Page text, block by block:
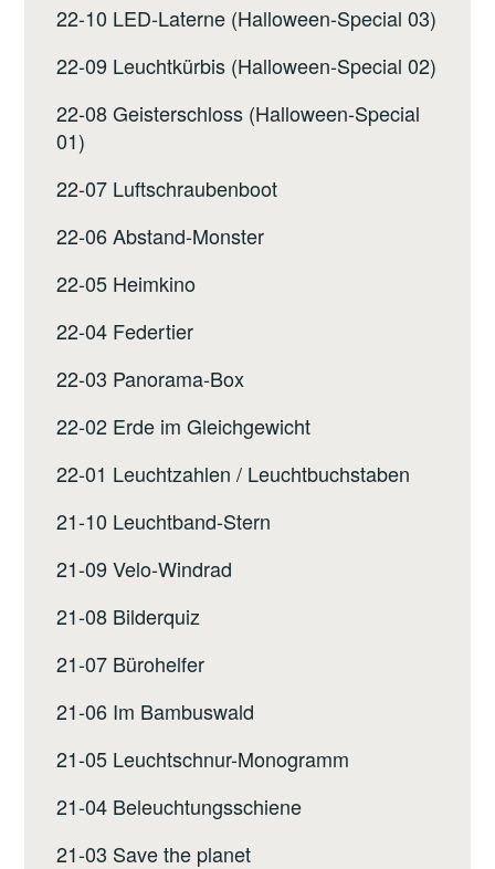
22-10 LED-Laterne (Halloween-Special 03)
22-09 Leuchtkürbis (Halloween-Special 02)
22-08 Geisterschloss (Halloween-Special
01)
22-07 Luftschraubenboot
22-06 Abstand-Monster
22-05 Heimkino
22-04 Federtier
22-03 Panorama-Box
22-02 Erde im Gleichgewicht
22-01 Leuchtzahlen / Leuchtbuchstaben
21-10 Leuchtband-Stern
21-09 Velo-Windrad
21-08 Bilderquiz
21-07 Bürohelfer
21-06 Im Bambuswald
21-05 Leuchtschnur-Monogramm
21-04 Beleuchtungsschiene
21-03 Save the planet